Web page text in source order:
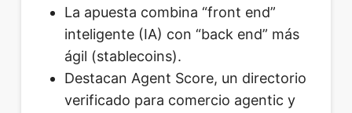
La apuesta combina “front end”
inteligente (IA) con “back end” más
ágil (stablecoins).
Destacan Agent Score, un directorio
verificado para comercio agentic y